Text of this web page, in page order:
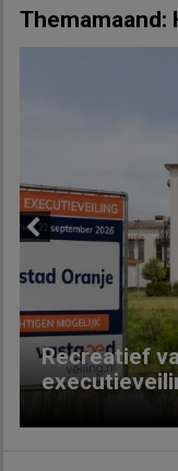
Themamaand:
Recreatief